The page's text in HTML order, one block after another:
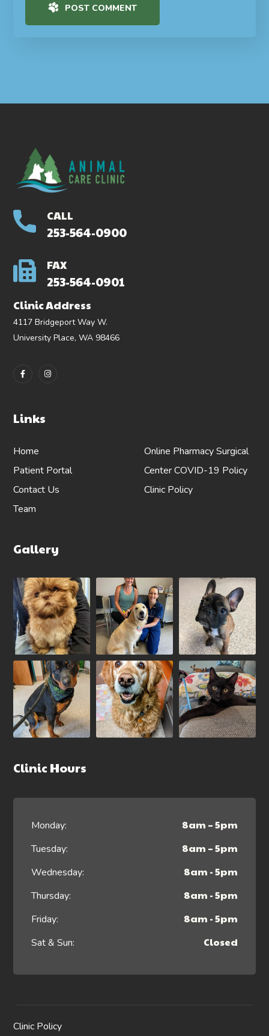
POST COMMENT
CALL
253-564-0900
FAX
253-564-0901
Clinic Address
4117 Bridgeport Way W.
University Place, WA 98466
Links
Home
Patient Portal
Contact Us
Team
Online PharmacySurgical
CenterCOVID-19 Policy
Clinic Policy
Gallery
Clinic Hours
Monday: 8am – 5pm
Tuesday: 8am – 5pm
Wednesday: 8am - 5pm
Thursday: 8am - 5pm
Friday: 8am - 5pm
Sat & Sun: Closed
Clinic Policy